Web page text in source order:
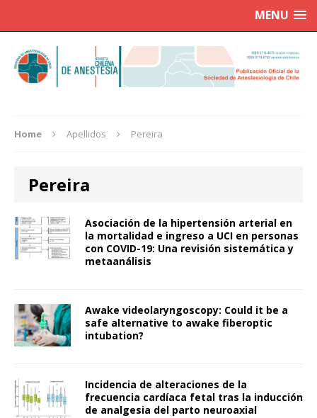
MENU
Home Apellidos Pereira
Pereira
Asociación de la hipertensión arterial en
la mortalidad e ingreso a UCI en personas
con COVID-19: Una revisión sistemática y
metaanálisis
Awake videolaryngoscopy: Could it be a
safe alternative to awake fiberoptic
intubation?
Incidencia de alteraciones de la
frecuencia cardíaca fetal tras la inducción
de analgesia del parto neuroaxial